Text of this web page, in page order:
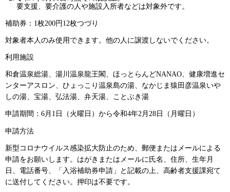
要支援、要介護の人や施設入所者などは対象外です。
補助券：1枚200円12枚つづり
対象者本人のみ使用できます。他の人に譲渡しないでください。
利用施設
和倉温泉総湯、湯川温泉龍王閣、ほっとらんどNANAO、健康増進セ
ンターアスロン、ひょっこり温泉島の湯、なかじま猿田彦温泉いや
しの湯、宝湯、弘法湯、弁天湯、ことぶき湯
申請期間：6月1日（火曜日）から令和4年2月28日（月曜日）
申請方法
新型コロナウイルス感染拡大防止のため、郵便またはメールによる
申請をお願いします。はがきまたはメールに氏名、住所、生年月
日、電話番号、「入浴補助券申請」と記載の上、高齢者支援課宛て
に送付してください。押印は不要です。